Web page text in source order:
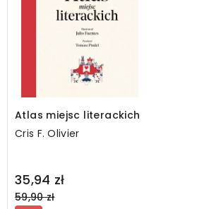
Atlas miejsc literackich
Cris F. Olivier
35,94 zł
Regular
price
59,90 zł